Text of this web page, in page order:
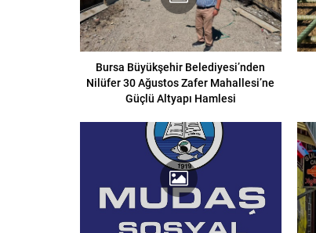
Bursa Büyükşehir Belediyesi’nden
Nilüfer 30 Ağustos Zafer Mahallesi’ne
Güçlü Altyapı Hamlesi